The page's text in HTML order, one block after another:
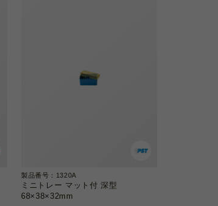
製品番号：1320A
ミニトレー マット付 深型
68×38×32mm